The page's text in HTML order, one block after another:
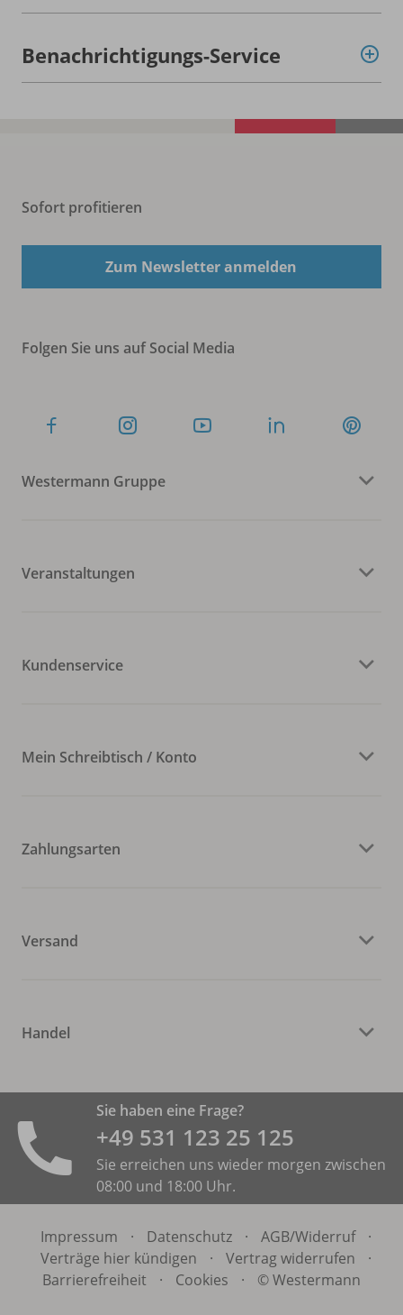
Benachrichtigungs-Service
Sofort profitieren
Zum Newsletter anmelden
Folgen Sie uns auf Social Media
Westermann Gruppe
Veranstaltungen
Kundenservice
Mein Schreibtisch / Konto
Zahlungsarten
Versand
Handel
Sie haben eine Frage?
+49 531 ­123 25 125
Sie erreichen uns wieder morgen zwischen
08:00 und 18:00 Uhr.
Impressum · Datenschutz · AGB/Widerruf
·
Verträge hier kündigen
· Vertrag widerrufen
·
Barrierefreiheit
· Cookies · © Westermann